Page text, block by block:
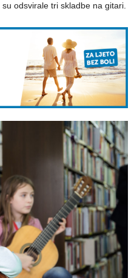
odsvirale tri skladbe na gitari.